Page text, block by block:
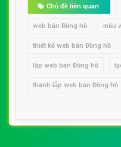
Chủ đề liên quan:
web bán Đồng hồ mẫu
thiết kế web bán Đồng hồ
lập web bán Đồng hồ
thành lập web bán Đồng hồ